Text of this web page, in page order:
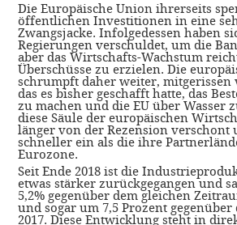
Die Europäische Union ihrerseits
öffentlichen Investitionen in eine
Zwangsjacke. Infolgedessen haben
Regierungen verschuldet, um die
aber das Wirtschafts-Wachstum
Überschüsse zu erzielen. Die
schrumpft daher weiter, mitgerissen
das es bisher geschafft hatte, das
zu machen und die EU über Wasser
diese Säule der europäischen
länger von der Rezension verschont
schneller ein als die ihre
Eurozone.
Seit Ende 2018 ist die
etwas stärker zurückgegangen und
5,2% gegenüber dem gleichen
und sogar um 7,5 Prozent gegenüber
2017. Diese Entwicklung steht in